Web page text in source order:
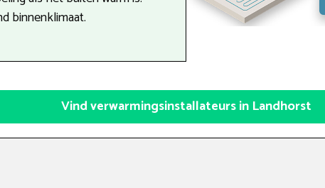
binnenklimaat.
Vind verwarmingsinstallateurs in Landhorst